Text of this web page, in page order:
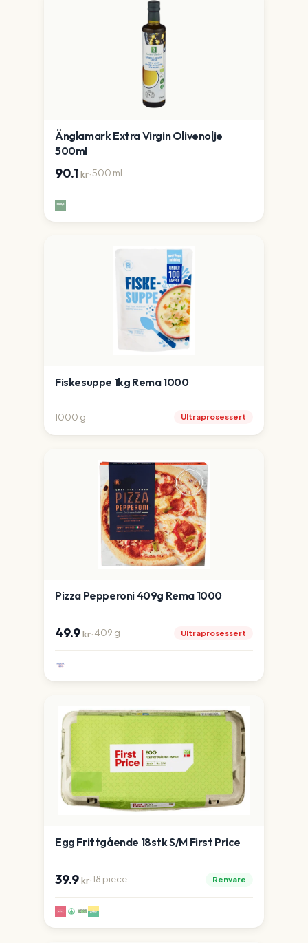
Änglamark Extra Virgin Olivenolje
500ml
90.1 kr·500 ml
Fiskesuppe 1kg Rema 1000
1000 g Ultraprosessert
Pizza Pepperoni 409g Rema 1000
49.9kr·409 g Ultraprosessert
Egg Frittgående 18stk S/M First Price
39.9kr·18 piece Renvare